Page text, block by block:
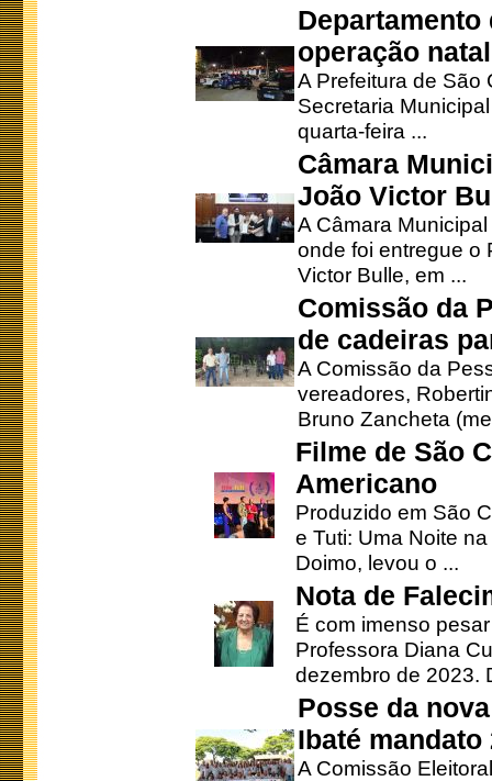
operação
A Prefeitura de São
Secretaria
quarta-feira ...
Câmara
João Victor
A Câmara
onde foi entregue o
Victor Bulle, em ...
Comissão da
de cadeiras
A Comissão da
vereadores,
Bruno Zancheta
Filme de São
Americano
Produzido em São
e Tuti: Uma Noite
Doimo, levou o ...
Nota de
É com imenso
Professora Diana
dezembro de 2023.
Posse da
Ibaté mandato
A Comissão